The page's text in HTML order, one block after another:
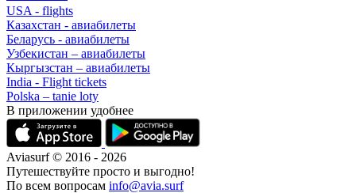
USA - flights
Казахстан - авиабилеты
Беларусь - авиабилеты
Узбекистан – авиабилеты
Кыргызстан – авиабилеты
India - Flight tickets
Polska – tanie loty
В приложении удобнее
Aviasurf © 2016 - 2026
Путешествуйте просто и выгодно!
По всем вопросам info@avia.surf